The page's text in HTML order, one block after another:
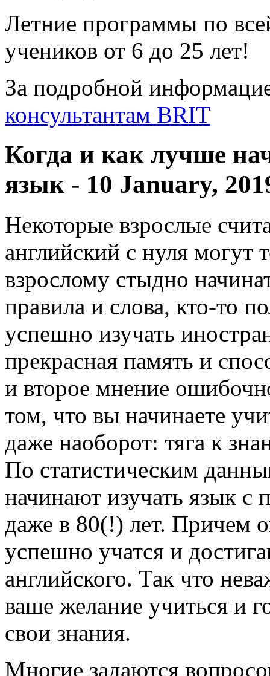
Летние программы по
учеников от 6 до 25 лет!
За подробной
консультантам BRIT
Когда и как лучше
язык - 10 January,
Некоторые взрослые
английский с нуля могут
взрослому стыдно
правила и слова, кто-то
успешно изучать
прекрасная память и
и второе мнение
том, что вы начинаете
даже наоборот: тяга к
По статистическим
начинают изучать язык с
даже в 80(!) лет. Причем
успешно учатся и
английского. Так что
ваше желание учиться и
свои знания.
Многие задаются